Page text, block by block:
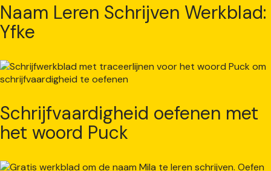
Naam Leren Schrijven Werkblad:
Yfke
Schrijfvaardigheid oefenen met
het woord Puck